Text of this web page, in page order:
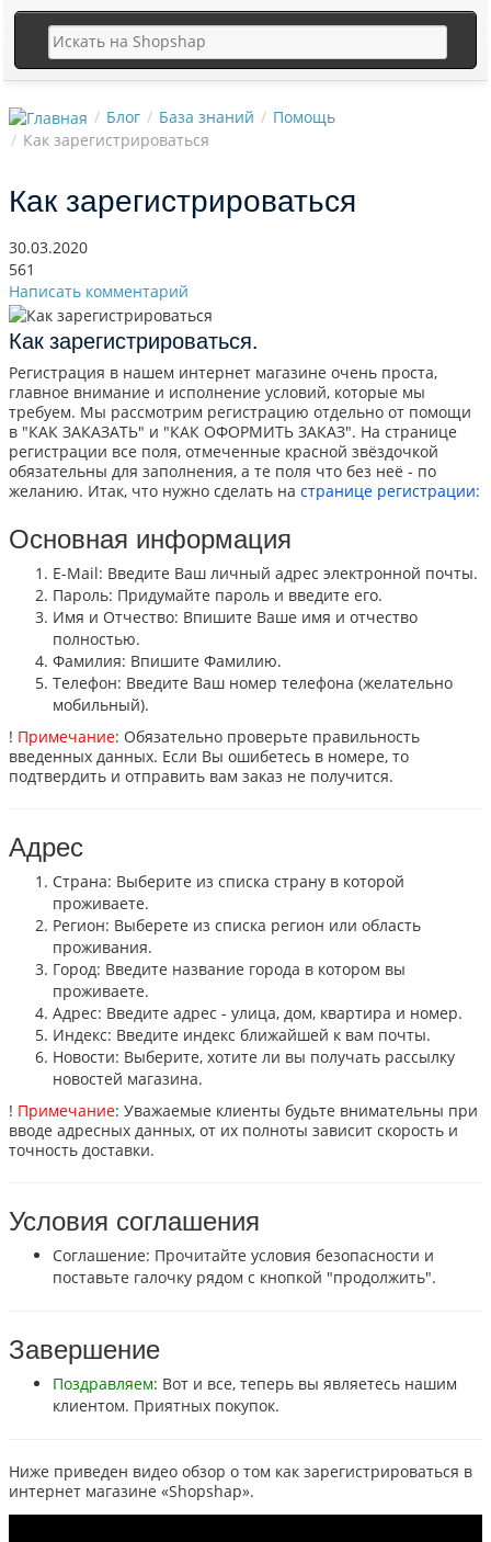
Блог База знаний
Помощь
Как зарегистрироваться
Как зарегистрироваться
30.03.2020
561
Написать комментарий
Как зарегистрироваться.
Регистрация в нашем интернет магазине очень проста,
главное внимание и исполнение условий, которые мы
требуем. Мы рассмотрим регистрацию отдельно от помощи
в "КАК ЗАКАЗАТЬ" и "КАК ОФОРМИТЬ ЗАКАЗ". На странице
регистрации все поля, отмеченные красной звёздочкой
обязательны для заполнения, а те поля что без неё - по
желанию. Итак, что нужно сделать на странице регистрации:
Основная информация
E-Mail: Введите Ваш личный адрес электронной почты.
Пароль: Придумайте пароль и введите его.
Имя и Отчество: Впишите Ваше имя и отчество
полностью.
Фамилия: Впишите Фамилию.
Телефон: Введите Ваш номер телефона (желательно
мобильный).
! Примечание: Обязательно проверьте правильность
введенных данных. Если Вы ошибетесь в номере, то
подтвердить и отправить вам заказ не получится.
Адрес
Страна: Выберите из списка страну в которой
проживаете.
Регион: Выберете из списка регион или область
проживания.
Город: Введите название города в котором вы
проживаете.
Адрес: Введите адрес - улица, дом, квартира и номер.
Индекс: Введите индекс ближайшей к вам почты.
Новости: Выберите, хотите ли вы получать рассылку
новостей магазина.
! Примечание: Уважаемые клиенты будьте внимательны при
вводе адресных данных, от их полноты зависит скорость и
точность доставки.
Условия соглашения
Соглашение: Прочитайте условия безопасности и
поставьте галочку рядом с кнопкой "продолжить".
Завершение
Поздравляем: Вот и все, теперь вы являетесь нашим
клиентом. Приятных покупок.
Ниже приведен видео обзор о том как зарегистрироваться в
интернет магазине «Shopshap».